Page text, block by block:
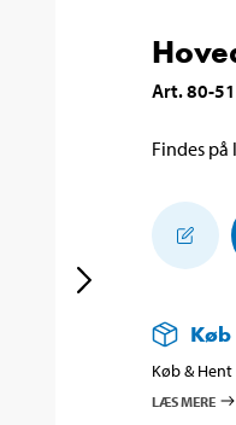
Art.80-
Findes på
Køb &
LÆS MERE